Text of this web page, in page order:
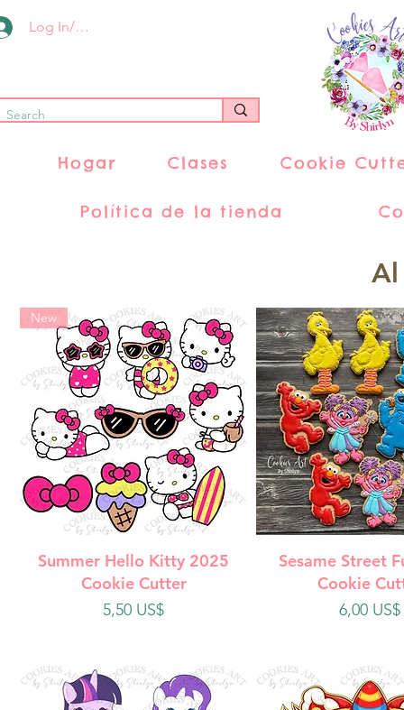
Log In/Register
Hogar Clases Cookie
Política de la tienda
Al
Vista rápida
New
Summer Hello Kitty 2025
Cookie Cutter
Precio
5,50 US$
Vista
Sesame Street
Cookie
Precio
6,00 US$